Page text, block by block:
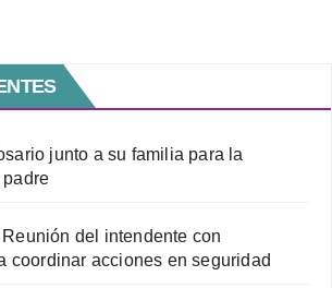
junto a su familia para la
del intendente con
coordinar acciones en seguridad